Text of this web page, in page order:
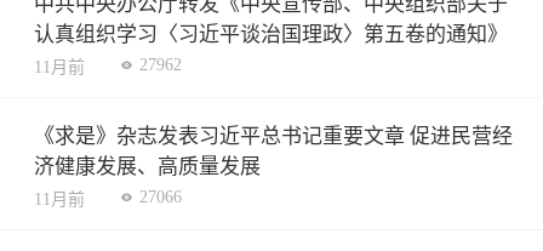
认真组织学习〈习近平谈治国理政〉第五卷的通知》
11月前 27962
《求是》杂志发表习近平总书记重要文章 促进民营经
济健康发展、高质量发展
11月前 27066